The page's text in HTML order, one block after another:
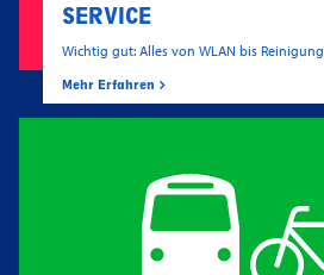
SERVICE
Wichtig gut: Alles von WLAN bis Reinigung
Mehr Erfahren